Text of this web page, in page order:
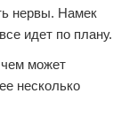
нервы. Намек
идет по плану.
может
несколько